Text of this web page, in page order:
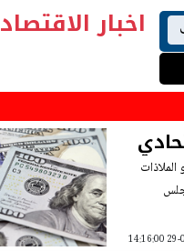
اخبار الاقتصاد